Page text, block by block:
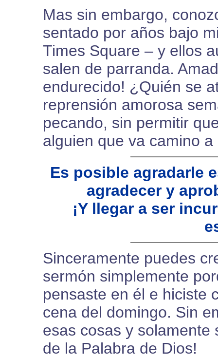
Mas sin embargo,
sentado por años bajo
Times Square – y ellos
salen de parranda.
endurecido! ¿Quién se
reprensión amorosa
pecando, sin permitir
alguien que va camino
Es posible agradarle
agradecer y
¡Y llegar a ser
Sinceramente puedes
sermón simplemente
pensaste en él e hiciste
cena del domingo. Sin
esas cosas y solamente
de la Palabra de Dios!